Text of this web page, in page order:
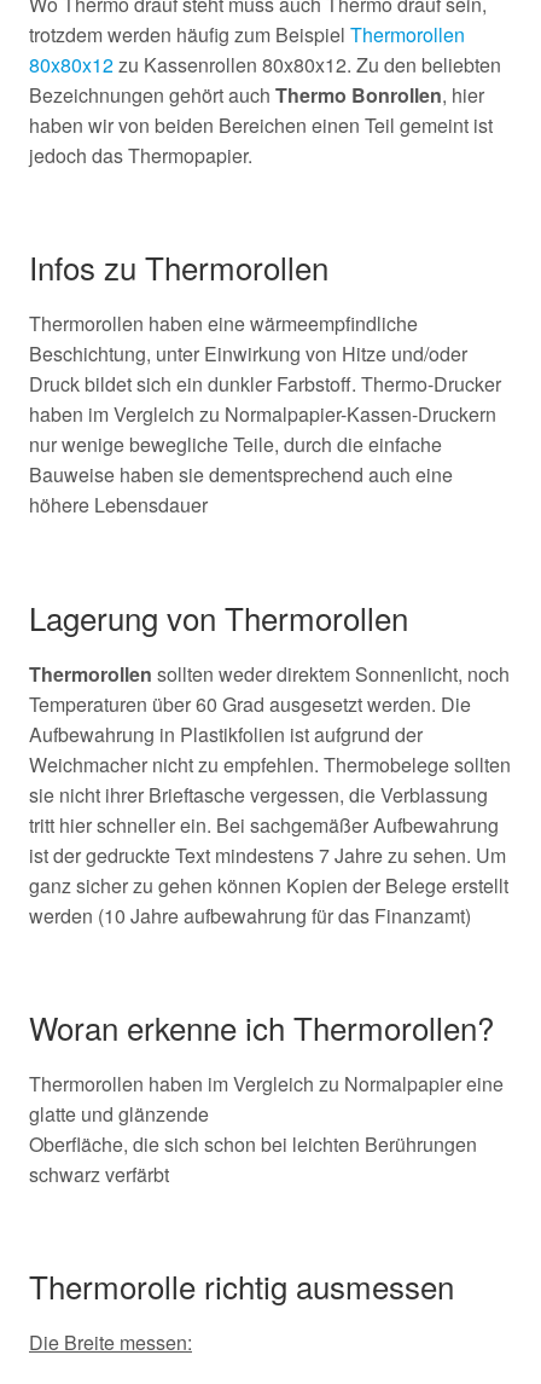
trotzdem werden häufig zum Beispiel Thermorollen
80x80x12zu Kassenrollen 80x80x12. Zu den beliebten
Bezeichnungen gehört auch Thermo Bonrollen, hier
haben wir von beiden Bereichen einen Teil gemeint ist
jedoch das Thermopapier.
Infos zu Thermorollen
Thermorollen haben eine wärmeempfindliche
Beschichtung, unter Einwirkung von Hitze und/oder
Druck bildet sich ein dunkler Farbstoff. Thermo-Drucker
haben im Vergleich zu Normalpapier-Kassen-Druckern
nur wenige bewegliche Teile, durch die einfache
Bauweise haben sie dementsprechend auch eine
höhere Lebensdauer
Lagerung von Thermorollen
Thermorollen sollten weder direktem Sonnenlicht, noch
Temperaturen über 60 Grad ausgesetzt werden. Die
Aufbewahrung in Plastikfolien ist aufgrund der
Weichmacher nicht zu empfehlen. Thermobelege sollten
sie nicht ihrer Brieftasche vergessen, die Verblassung
tritt hier schneller ein. Bei sachgemäßer Aufbewahrung
ist der gedruckte Text mindestens 7 Jahre zu sehen. Um
ganz sicher zu gehen können Kopien der Belege erstellt
werden (10 Jahre aufbewahrung für das Finanzamt)
Woran erkenne ich Thermorollen?
Thermorollen haben im Vergleich zu Normalpapier eine
glatte und glänzende
Oberfläche, die sich schon bei leichten Berührungen
schwarz verfärbt
Thermorolle richtig ausmessen
Die Breite messen: